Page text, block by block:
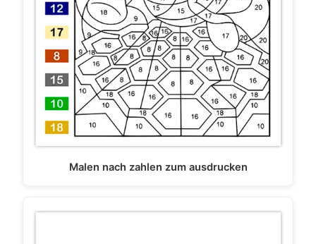
Malen nach zahlen zum ausdrucken